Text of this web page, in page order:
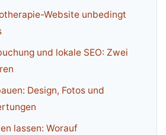
Website unbedingt
und lokale SEO: Zwei
Design, Fotos und
lassen: Worauf